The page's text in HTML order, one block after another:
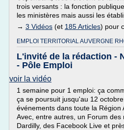
trois versants : la fonction
les ministères mais aussi les
→ 3 Vidéos (et 185 Articles) pour
EMPLOI TERRITORIAL AUVERGNE
L'invité de la rédaction -
- Pôle Emploi
voir la vidéo
1 semaine pour 1 emploi: ça
ça se poursuit jusqu'au 12
événements dans toute la Région
Avec, entre autres, un Forum des
Dardilly, des Facebook Live et